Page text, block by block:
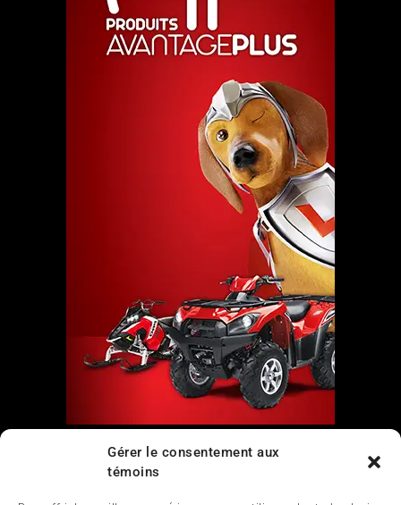
Gérer le consentement aux
témoins
Nous contacter